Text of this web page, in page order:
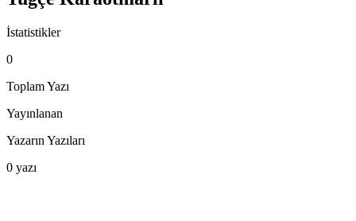
İstatistikler
0
Toplam Yazı
Yayınlanan
Yazarın Yazıları
0 yazı